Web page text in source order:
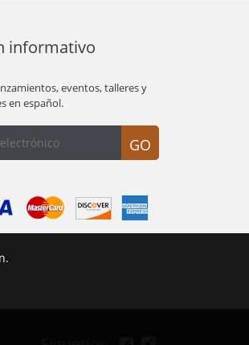
informativo
eventos, talleres y
en español.
GO